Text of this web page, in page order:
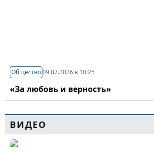
Общество09.07.2026 в 10:25
«За любовь и верность»
ВИДЕО